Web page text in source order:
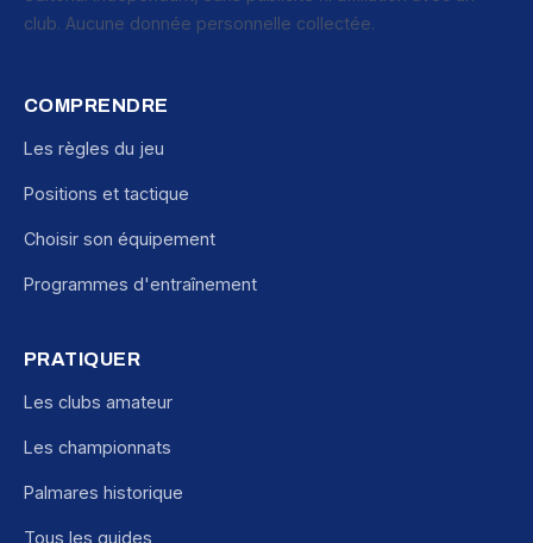
club. Aucune donnée personnelle collectée.
COMPRENDRE
Les règles du jeu
Positions et tactique
Choisir son équipement
Programmes d'entraînement
PRATIQUER
Les clubs amateur
Les championnats
Palmares historique
Tous les guides